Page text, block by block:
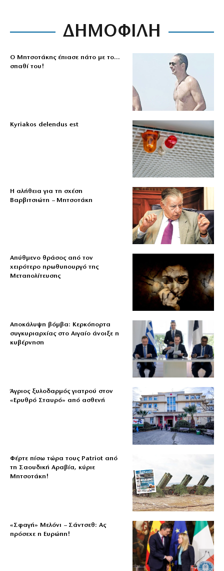
ΔΗΜΟΦΙΛΗ
Ο Μητσοτάκης έπιασε πάτο με το…
σπαθί του!
Kyriakos delendus est
Η αλήθεια για τη σχέση
Βαρβιτσιώτη – Μητσοτάκη
Απύθμενο θράσος από τον
χειρότερο πρωθυπουργό της
Μεταπολίτευσης
Αποκάλυψη βόμβα: Κερκόπορτα
συγκυριαρχίας στο Αιγαίο άνοιξε η
κυβέρνηση
Άγριος ξυλοδαρμός γιατρού στον
«Ερυθρό Σταυρό» από ασθενή
Φέρτε πίσω τώρα τους Patriot από
τη Σαουδική Αραβία, κύριε
Μητσοτάκη!
«Σφαγή» Μελόνι – Σάντσεθ: Ας
πρόσεχε η Ευρώπη!